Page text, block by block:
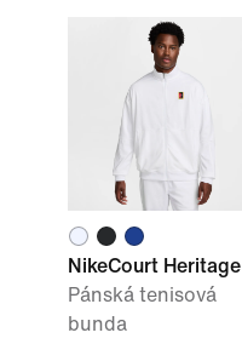
NikeCourt Heritage
Pánská tenisová
bunda